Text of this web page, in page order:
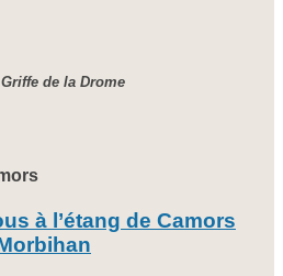
de la Drome
à l’étang de Camors